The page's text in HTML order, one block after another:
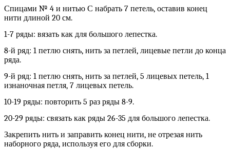
Спицами № 4 и нитью С набрать 7 петель, оставив конец
нити длиной 20 см.
1-7 ряды: вязать как для большого лепестка.
8-й ряд: 1 петлю снять, нить за петлей, лицевые петли до конца
ряда.
9-й ряд: 1 петлю снять, нить за петлей, 5 лицевых петель, 1
изнаночная петля, 7 лицевых петель.
10-19 ряды: повторить 5 раз ряды 8-9.
20-29 ряды: связать как ряды 26-35 для большого лепестка.
Закрепить нить и заправить конец нити, не отрезая нить
наборного ряда, используя его для сборки.